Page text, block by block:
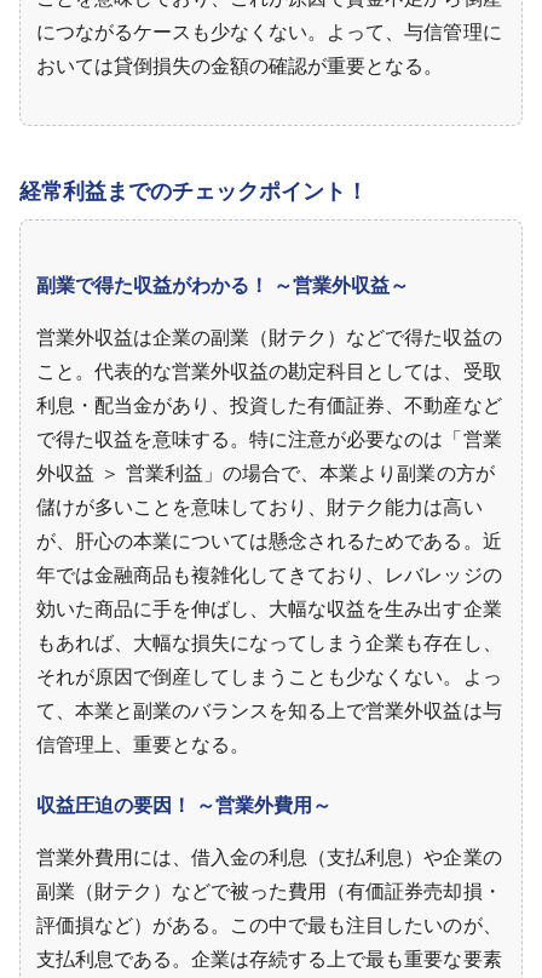
につながるケースも少なくない。よって、与信管理に
おいては貸倒損失の金額の確認が重要となる。
経常利益までのチェックポイント！
副業で得た収益がわかる！ ～営業外収益～
営業外収益は企業の副業（財テク）などで得た収益の
こと。代表的な営業外収益の勘定科目としては、受取
利息・配当金があり、投資した有価証券、不動産など
で得た収益を意味する。特に注意が必要なのは「営業
外収益 ＞ 営業利益」の場合で、本業より副業の方が
儲けが多いことを意味しており、財テク能力は高い
が、肝心の本業については懸念されるためである。近
年では金融商品も複雑化してきており、レバレッジの
効いた商品に手を伸ばし、大幅な収益を生み出す企業
もあれば、大幅な損失になってしまう企業も存在し、
それが原因で倒産してしまうことも少なくない。よっ
て、本業と副業のバランスを知る上で営業外収益は与
信管理上、重要となる。
収益圧迫の要因！ ～営業外費用～
営業外費用には、借入金の利息（支払利息）や企業の
副業（財テク）などで被った費用（有価証券売却損・
評価損など）がある。この中で最も注目したいのが、
支払利息である。企業は存続する上で最も重要な要素